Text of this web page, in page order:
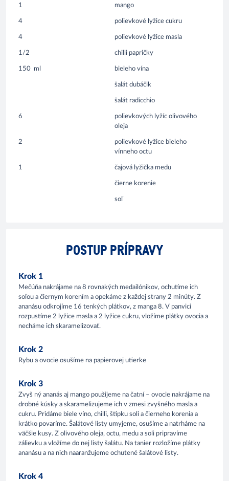
1 mango
4 polievkové lyžice cukru
4 polievkové lyžice masla
1/2 chilli papričky
150 ml bieleho vína
šalát dubáčik
šalát radicchio
6
polievkových lyžíc olivového
oleja
2
polievkové lyžice bieleho
vínneho octu
1 čajová lyžička medu
čierne korenie
soľ
POSTUP PRÍPRAVY
Krok 1
Mečúňa nakrájame na 8 rovnakých medailónikov, ochutíme ich
soľou a čiernym korením a opekáme z každej strany 2 minúty. Z
ananásu odkrojíme 16 tenkých plátkov, z manga 8. V panvici
rozpustíme 2 lyžice masla a 2 lyžice cukru, vložíme plátky ovocia a
necháme ich skaramelizovať.
Krok 2
Rybu a ovocie osušíme na papierovej utierke
Krok 3
Zvyš ný ananás aj mango použijeme na čatní – ovocie nakrájame na
drobné kúsky a skaramelizujeme ich v zmesi zvyšného masla a
cukru. Pridáme biele víno, chilli, štipku soli a čierneho korenia a
krátko povaríme. Šalátové listy umyjeme, osušíme a natrháme na
väčšie kusy. Z olivového oleja, octu, medu a soli pripravíme
zálievku a vložíme do nej listy šalátu. Na tanier rozložíme plátky
ananásu a na nich naaranžujeme ochutené šalátové listy.
Krok 4